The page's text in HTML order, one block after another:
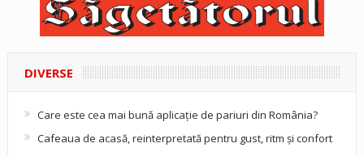
DIVERSE
Care este cea mai bună aplicație de pariuri din România?
Cafeaua de acasă, reinterpretată pentru gust, ritm și confort